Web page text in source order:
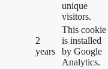
unique
visitors.
2
years
This cookie
is installed
by Google
Analytics.